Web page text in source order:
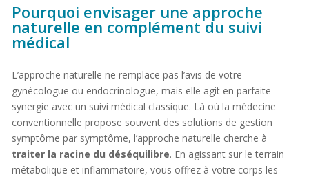
Pourquoi envisager une approche
naturelle en complément du suivi
médical
L’approche naturelle ne remplace pas l’avis de votre
gynécologue ou endocrinologue, mais elle agit en parfaite
synergie avec un suivi médical classique. Là où la médecine
conventionnelle propose souvent des solutions de gestion
symptôme par symptôme, l’approche naturelle cherche à
traiter la racine du déséquilibre. En agissant sur le terrain
métabolique et inflammatoire, vous offrez à votre corps les